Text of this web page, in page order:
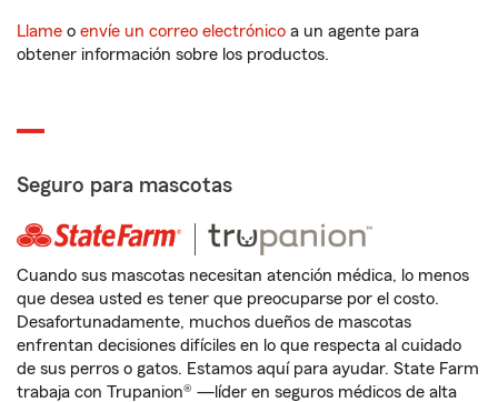
Llame o envíe un correo electrónico a un agente para
obtener información sobre los productos.
Seguro para mascotas
Cuando sus mascotas necesitan atención médica, lo menos
que desea usted es tener que preocuparse por el costo.
Desafortunadamente, muchos dueños de mascotas
enfrentan decisiones difíciles en lo que respecta al cuidado
de sus perros o gatos. Estamos aquí para ayudar. State Farm
trabaja con Trupanion® —líder en seguros médicos de alta